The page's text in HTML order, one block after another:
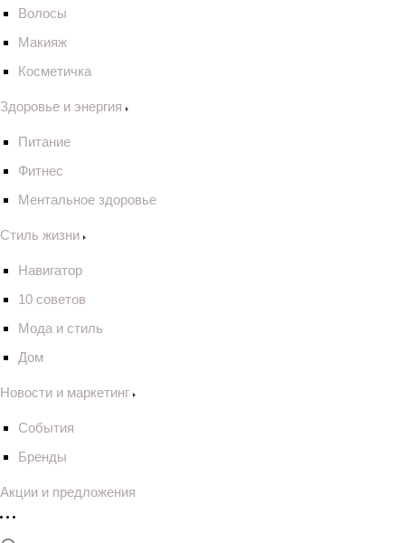
Волосы
Макияж
Косметичка
Здоровье и энергия
Питание
Фитнес
Ментальное здоровье
Стиль жизни
Навигатор
10 советов
Мода и стиль
Дом
Новости и маркетинг
События
Бренды
Акции и предложения